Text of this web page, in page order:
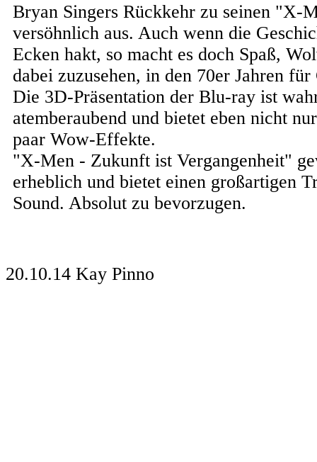
Bryan Singers Rückkehr zu seinen "X-
versöhnlich aus. Auch wenn die
Ecken hakt, so macht es doch Spaß,
dabei zuzusehen, in den 70er Jahren für
Die 3D-Präsentation der Blu-ray ist
atemberaubend und bietet eben nicht
paar Wow-Effekte.
"X-Men - Zukunft ist Vergangenheit"
erheblich und bietet einen großartigen
Sound. Absolut zu bevorzugen.
20.10.14 Kay Pinno